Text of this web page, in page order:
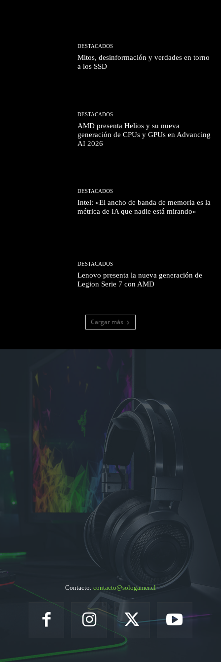
DESTACADOS
Mitos, desinformación y verdades en torno
a los SSD
DESTACADOS
AMD presenta Helios y su nueva
generación de CPUs y GPUs en Advancing
AI 2026
DESTACADOS
Intel: «El ancho de banda de memoria es la
métrica de IA que nadie está mirando»
DESTACADOS
Lenovo presenta la nueva generación de
Legion Serie 7 con AMD
Cargar más
Contacto: contacto@sologamer.cl